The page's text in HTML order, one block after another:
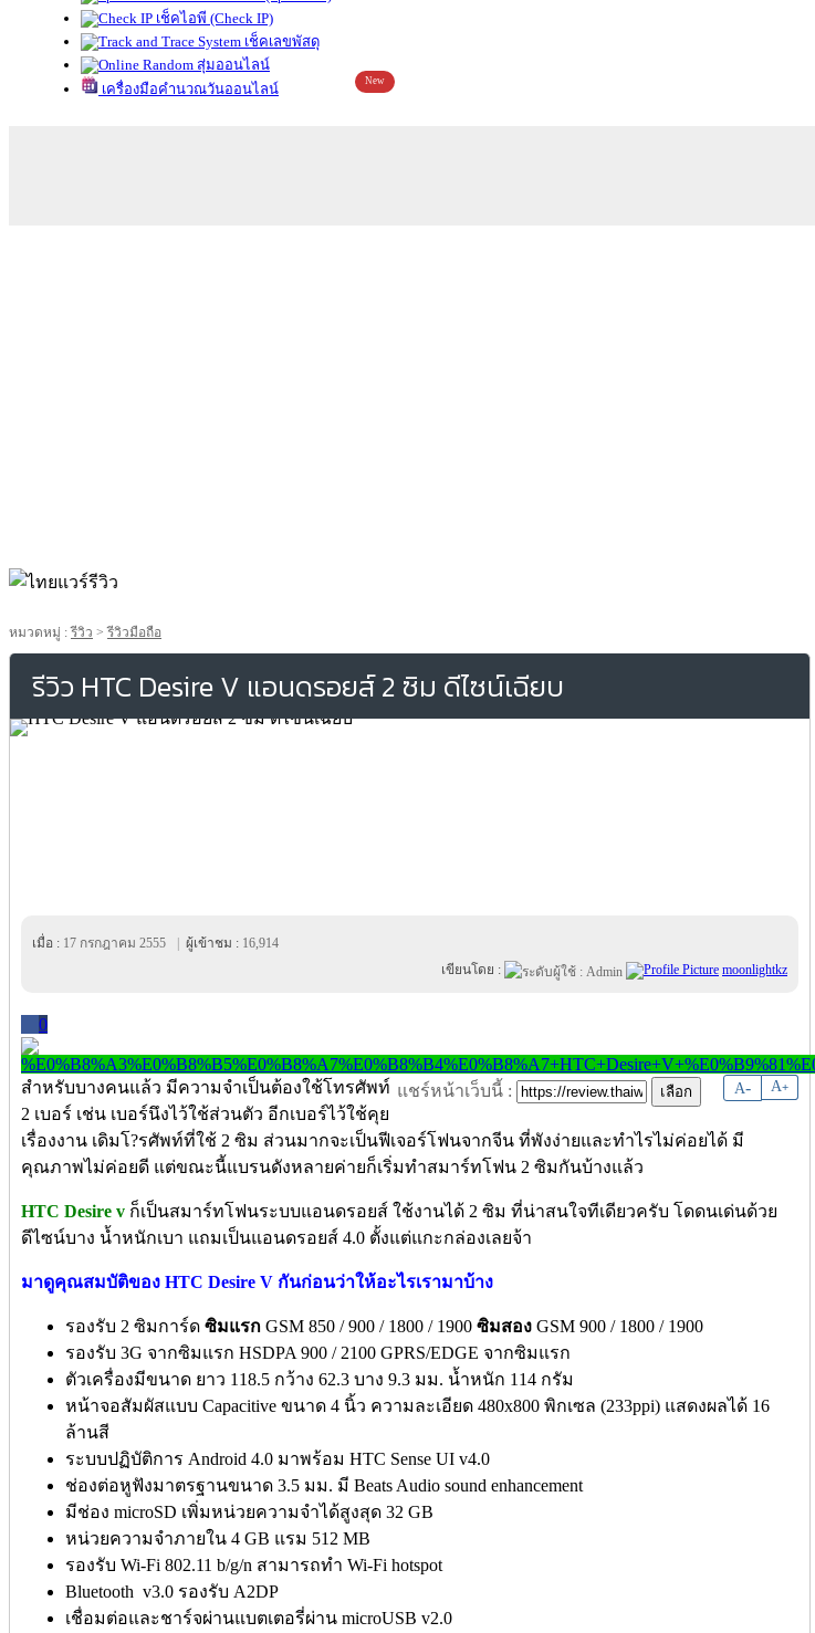
เช็คไอพี (Check IP)
เช็คเลขพัสดุ
สุ่มออนไลน์
เครื่องมือคำนวณวันออนไลน์
New
หมวดหมู่ :รีวิว >รีวิวมือถือ
รีวิว HTC Desire V แอนดรอยส์ 2 ซิม ดีไซน์เฉียบ
เมื่อ : 17 กรกฎาคม 2555 ผู้เข้าชม : 16,914
เขียนโดย :
moonlightkz
0
A- A+
แชร์หน้าเว็บนี้ :
สำหรับบางคนแล้ว มีความจำเป็นต้องใช้โทรศัพท์
2 เบอร์ เช่น เบอร์นึงไว้ใช้ส่วนตัว อีกเบอร์ไว้ใช้คุย
เรื่องงาน เดิมโ?รศัพท์ที่ใช้ 2 ซิม ส่วนมากจะเป็นฟีเจอร์โฟนจากจีน ที่พังง่ายและทำไรไม่ค่อยได้ มี
คุณภาพไม่ค่อยดี แต่ขณะนี้แบรนดังหลายค่ายก็เริ่มทำสมาร์ทโฟน 2 ซิมกันบ้างแล้ว
HTC Desire v ก็เป็นสมาร์ทโฟนระบบแอนดรอยส์ ใช้งานได้ 2 ซิม ที่น่าสนใจทีเดียวครับ โดดนเด่นด้วย
ดีไซน์บาง น้ำหนักเบา แถมเป็นแอนดรอยส์ 4.0 ตั้งแต่แกะกล่องเลยจ้า
มาดูคุณสมบัติของ HTC Desire V กันก่อนว่าให้อะไรเรามาบ้าง
รองรับ 2 ซิมการ์ด ซิมแรก GSM 850 / 900 / 1800 / 1900 ซิมสอง GSM 900 / 1800 / 1900
รองรับ 3G จากซิมแรก HSDPA 900 / 2100 GPRS/EDGE จากซิมแรก
ตัวเครื่องมีขนาด ยาว 118.5 กว้าง 62.3 บาง 9.3 มม. น้ำหนัก 114 กรัม
หน้าจอสัมผัสแบบ Capacitive ขนาด 4 นิ้ว ความละเอียด 480x800 พิกเซล (233ppi) แสดงผลได้ 16
ล้านสี
ระบบปฏิบัติการ Android 4.0 มาพร้อม HTC Sense UI v4.0
ช่องต่อหูฟังมาตรฐานขนาด 3.5 มม. มี Beats Audio sound enhancement
มีช่อง microSD เพิ่มหน่วยความจำได้สูงสุด 32 GB
หน่วยความจำภายใน 4 GB แรม 512 MB
รองรับ Wi-Fi 802.11 b/g/n สามารถทำ Wi-Fi hotspot
Bluetooth v3.0 รองรับ A2DP
เชื่อมต่อและชาร์จผ่านแบตเตอรี่ผ่าน microUSB v2.0